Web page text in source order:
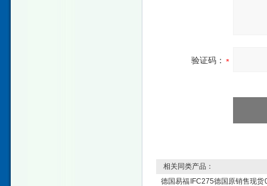
验证码：
相关同类产品：
德国易福 IFC275德国原销售现货